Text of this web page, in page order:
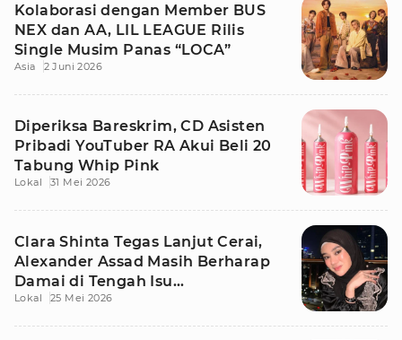
Kolaborasi dengan Member BUS
NEX dan AA, LIL LEAGUE Rilis
Single Musim Panas “LOCA”
Asia 2 Juni 2026
Diperiksa Bareskrim, CD Asisten
Pribadi YouTuber RA Akui Beli 20
Tabung Whip Pink
Lokal 31 Mei 2026
Clara Shinta Tegas Lanjut Cerai,
Alexander Assad Masih Berharap
Damai di Tengah Isu
Perselingkuhan
Lokal 25 Mei 2026